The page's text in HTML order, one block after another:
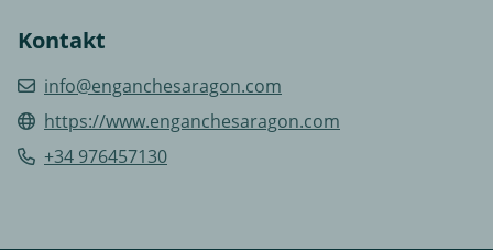
Kontakt
info@enganchesaragon.com
https://www.enganchesaragon.com
+34 976457130